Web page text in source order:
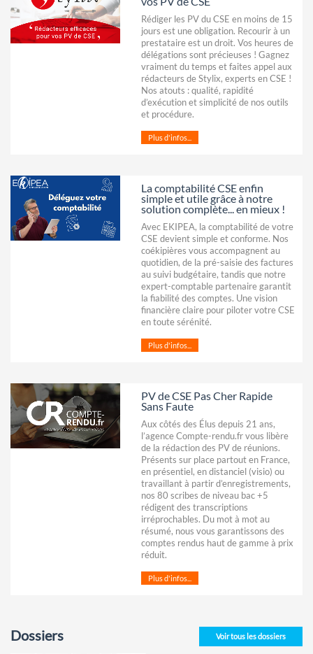
Rédiger les PV du CSE en moins de 15
jours est une obligation. Recourir à un
prestataire est un droit. Vos heures de
délégations sont précieuses ! Gagnez
vraiment du temps et faites appel aux
rédacteurs de Stylix, experts en CSE !
Nos atouts : qualité, rapidité
d’exécution et simplicité de nos outils
et procédure.
Plus d'infos...
La comptabilité CSE enfin
simple et utile grâce à notre
solution complète... en mieux !
Avec EKIPEA, la comptabilité de votre
CSE devient simple et conforme. Nos
coékipières vous accompagnent au
quotidien, de la pré-saisie des factures
au suivi budgétaire, tandis que notre
expert-comptable partenaire garantit
la fiabilité des comptes. Une vision
financière claire pour piloter votre CSE
en toute sérénité.
Plus d'infos...
PV de CSE Pas Cher Rapide
Sans Faute
Aux côtés des Élus depuis 21 ans,
l’agence Compte-rendu.fr vous libère
de la rédaction des PV de réunions.
Présents sur place partout en France,
en présentiel, en distanciel (visio) ou
travaillant à partir d’enregistrements,
nos 80 scribes de niveau bac +5
rédigent des transcriptions
irréprochables. Du mot à mot au
résumé, nous vous garantissons des
comptes rendus haut de gamme à prix
réduit.
Plus d'infos...
Voir tous les dossiers
Dossiers